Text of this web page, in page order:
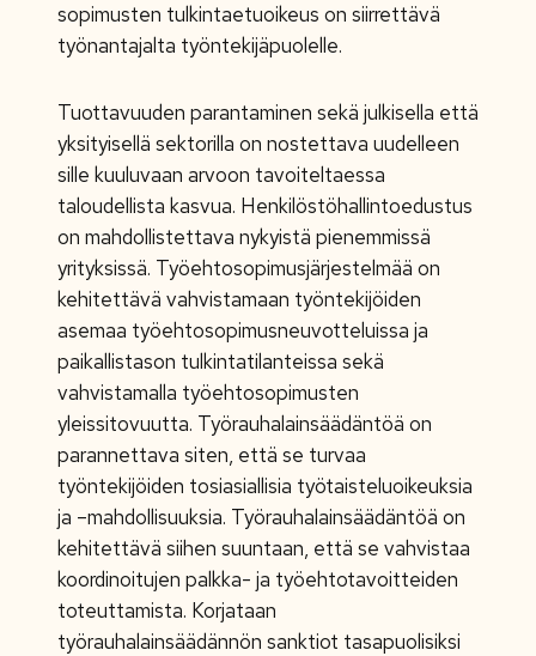
sopimusten tulkintaetuoikeus on siirrettävä
työnantajalta työntekijäpuolelle.
Tuottavuuden parantaminen sekä julkisella että
yksityisellä sektorilla on nostettava uudelleen
sille kuuluvaan arvoon tavoiteltaessa
taloudellista kasvua. Henkilöstöhallintoedustus
on mahdollistettava nykyistä pienemmissä
yrityksissä. Työehtosopimusjärjestelmää on
kehitettävä vahvistamaan työntekijöiden
asemaa työehtosopimusneuvotteluissa ja
paikallistason tulkintatilanteissa sekä
vahvistamalla työehtosopimusten
yleissitovuutta. Työrauhalainsäädäntöä on
parannettava siten, että se turvaa
työntekijöiden tosiasiallisia työtaisteluoikeuksia
ja –mahdollisuuksia. Työrauhalainsäädäntöä on
kehitettävä siihen suuntaan, että se vahvistaa
koordinoitujen palkka- ja työehtotavoitteiden
toteuttamista. Korjataan
työrauhalainsäädännön sanktiot tasapuolisiksi